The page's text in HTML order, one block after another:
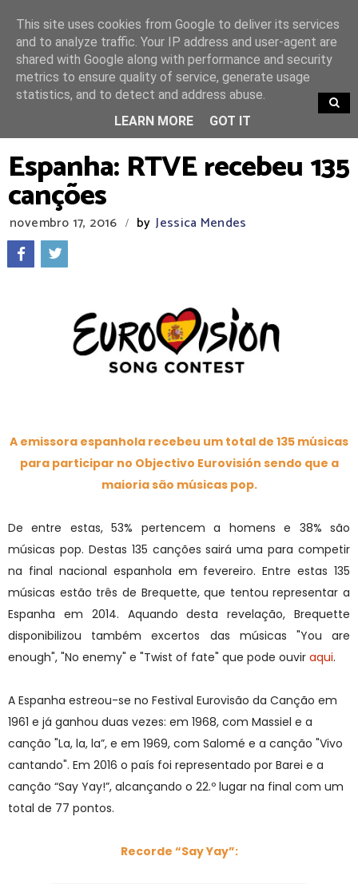
TRENDING
Espanha: RTVE recebeu 135
canções
novembro 17, 2016 / by Jessica Mendes
A emissora espanhola recebeu um total de 135 músicas
para participar no Objectivo Eurovisión sendo que a
maioria são músicas pop.
De entre estas, 53% pertencem a homens e 38% são
músicas pop. Destas 135 canções sairá uma para competir
na final nacional espanhola em fevereiro. Entre estas 135
músicas estão três de Brequette, que tentou representar a
Espanha em 2014. Aquando desta revelação, Brequette
disponibilizou também excertos das músicas "You are
enough", "No enemy" e "Twist of fate" que pode ouvir aqui.
A Espanha estreou-se no Festival Eurovisão da Canção em
1961 e já ganhou duas vezes: em 1968, com Massiel e a
canção "La, la, la”, e em 1969, com Salomé e a canção "Vivo
cantando". Em 2016 o país foi representado por Barei e a
canção “Say Yay!”, alcançando o 22.º lugar na final com um
total de 77 pontos.
Recorde “Say Yay”:
This site uses cookies from Google to deliver its services
and to analyze traffic. Your IP address and user-agent are
shared with Google along with performance and security
metrics to ensure quality of service, generate usage
statistics, and to detect and address abuse.
LEARN MORE
GOT IT